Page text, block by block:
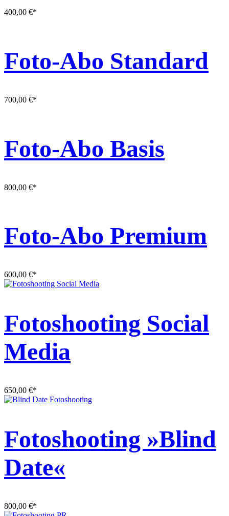
400,00 €*
Foto-Abo Standard
700,00 €*
Foto-Abo Basis
800,00 €*
Foto-Abo Premium
600,00 €*
Fotoshooting Social
Media
650,00 €*
Fotoshooting »Blind
Date«
800,00 €*